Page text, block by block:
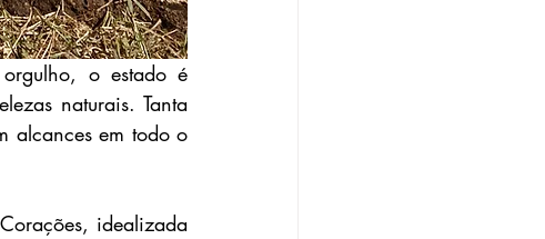
o estado é
naturais. Tanta
alcances em todo o
idealizada